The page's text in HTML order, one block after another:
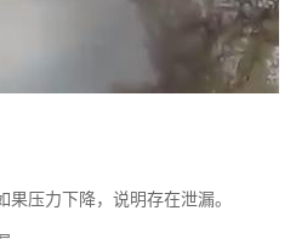
压力下降，说明存在泄漏。